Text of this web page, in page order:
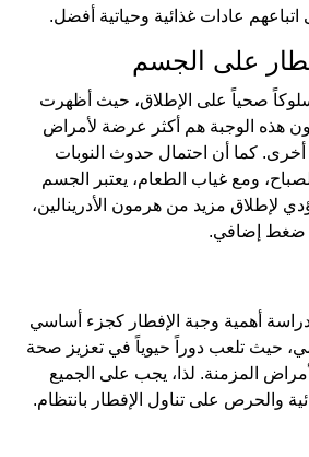
عادات غذائية وحياتية أفضل.
على الجسم
صحياً على الإطلاق، حيث أظهرت
هذه الوجبة هم أكثر عرضة لأمراض
كما أن احتمال حدوث النوبات
ومع غياب الطعام، يعتبر الجسم
لإطلاق مزيد من هرمون الأدرينالين،
ضغط إضافي.
أهمية وجبة الإفطار كجزء أساسي
حيث تلعب دوراً حيوياً في تعزيز صحة
المزمنة. لذا، يجب على الجميع
والحرص على تناول الإفطار بانتظام.